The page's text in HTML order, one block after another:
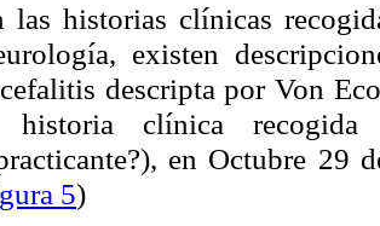
las historias clínicas
existen
descripta por Von
historia clínica
en Octubre
5)